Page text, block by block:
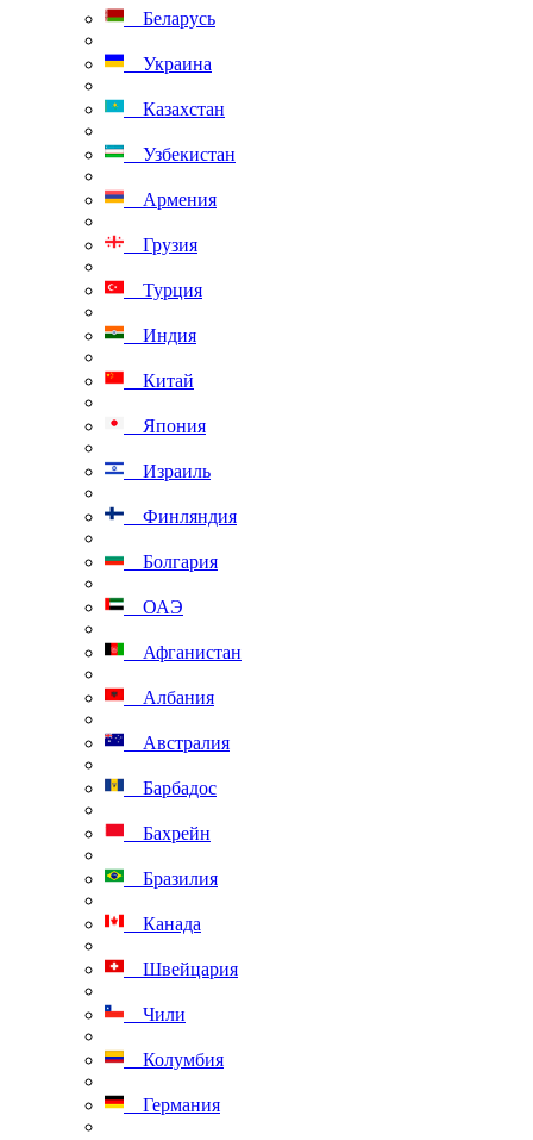
Беларусь
Украина
Казахстан
Узбекистан
Армения
Грузия
Турция
Индия
Китай
Япония
Израиль
Финляндия
Болгария
ОАЭ
Афганистан
Албания
Австралия
Барбадос
Бахрейн
Бразилия
Канада
Швейцария
Чили
Колумбия
Германия